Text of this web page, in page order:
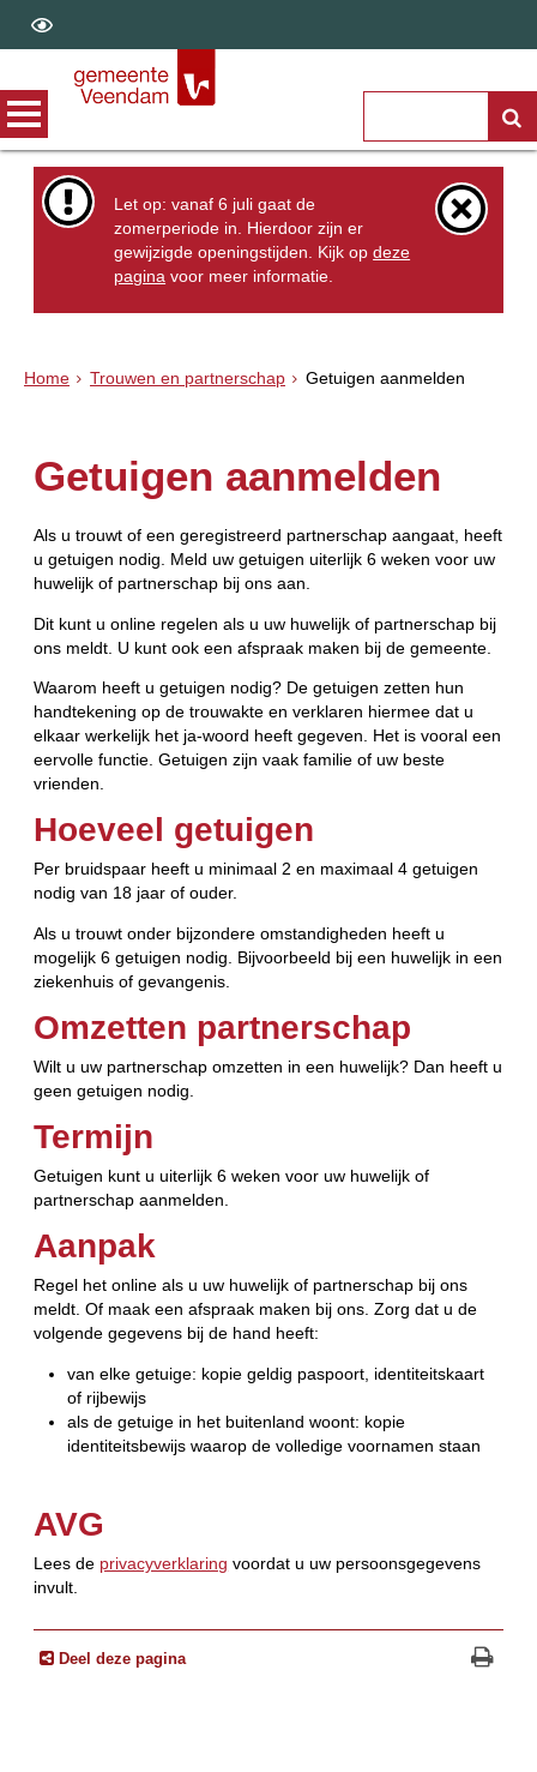
Let op: vanaf 6 juli gaat de
zomerperiode in. Hierdoor zijn er
gewijzigde openingstijden. Kijk opdeze
pagina voor meer informatie.
Home Trouwen en partnerschap Getuigen aanmelden
Getuigen aanmelden
Als u trouwt of een geregistreerd partnerschap aangaat, heeft
u getuigen nodig. Meld uw getuigen uiterlijk 6 weken voor uw
huwelijk of partnerschap bij ons aan.
Dit kunt u online regelen als u uw huwelijk of partnerschap bij
ons meldt. U kunt ook een afspraak maken bij de gemeente.
Waarom heeft u getuigen nodig? De getuigen zetten hun
handtekening op de trouwakte en verklaren hiermee dat u
elkaar werkelijk het ja-woord heeft gegeven. Het is vooral een
eervolle functie. Getuigen zijn vaak familie of uw beste
vrienden.
Hoeveel getuigen
Per bruidspaar heeft u minimaal 2 en maximaal 4 getuigen
nodig van 18 jaar of ouder.
Als u trouwt onder bijzondere omstandigheden heeft u
mogelijk 6 getuigen nodig. Bijvoorbeeld bij een huwelijk in een
ziekenhuis of gevangenis.
Omzetten partnerschap
Wilt u uw partnerschap omzetten in een huwelijk? Dan heeft u
geen getuigen nodig.
Termijn
Getuigen kunt u uiterlijk 6 weken voor uw huwelijk of
partnerschap aanmelden.
Aanpak
Regel het online als u uw huwelijk of partnerschap bij ons
meldt. Of maak een afspraak maken bij ons. Zorg dat u de
volgende gegevens bij de hand heeft:
van elke getuige: kopie geldig paspoort, identiteitskaart
of rijbewijs
als de getuige in het buitenland woont: kopie
identiteitsbewijs waarop de volledige voornamen staan
AVG
Lees de privacyverklaring voordat u uw persoonsgegevens
invult.
Deel deze pagina